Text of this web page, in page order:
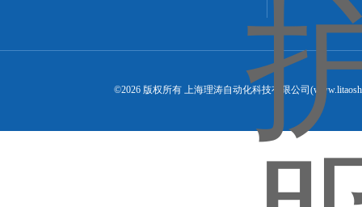
©2026 版权所有 上海理涛自动化科技有限公司